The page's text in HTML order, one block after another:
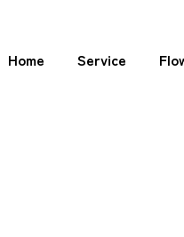
Home Service